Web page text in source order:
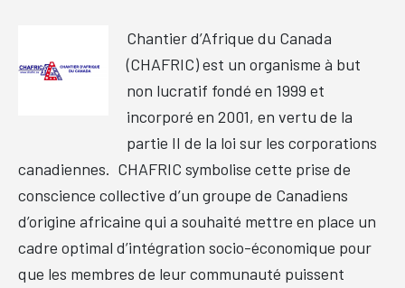
Chantier d’Afrique du Canada
(CHAFRIC) est un organisme à but
non lucratif fondé en 1999 et
incorporé en 2001, en vertu de la
partie II de la loi sur les corporations
canadiennes. CHAFRIC symbolise cette prise de
conscience collective d’un groupe de Canadiens
d’origine africaine qui a souhaité mettre en place un
cadre optimal d’intégration socio-économique pour
que les membres de leur communauté puissent